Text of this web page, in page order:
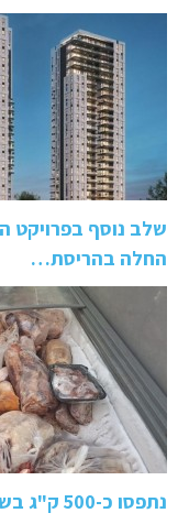
שלב נוסף בפרויקט
החלה בהריסת…
נתפסו